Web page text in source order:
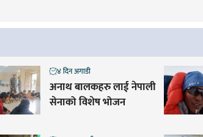
अनाथ बालकहरु लाई नेपाली
सेनाको विशेष भोजन
४ दिन अगाडी